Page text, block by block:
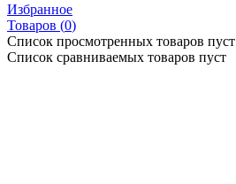
Избранное
Товаров (0)
Список просмотренных товаров пуст
Список сравниваемых товаров пуст